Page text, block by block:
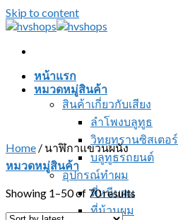
Skip to content
หน้าแรก
หมวดหมู่สินค้า
สินค้าเกี่ยวกับเสียง
ลำโพงบลูทูธ
วิทยุทรานซิสเตอร์
บลูทูธรถยนต์
อุปกรณ์ทำผม
ที่หนีบผม
ที่ม้วนผม
Home / นาฬิกาแขวนผนัง
หมวดหมู่สินค้า
Showing 1–50 of 70 results